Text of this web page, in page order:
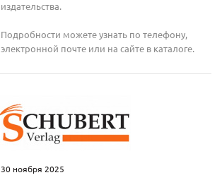
издательства.
Подробности можете узнать по телефону,
электронной почте или на сайте в каталоге.
30 ноября 2025